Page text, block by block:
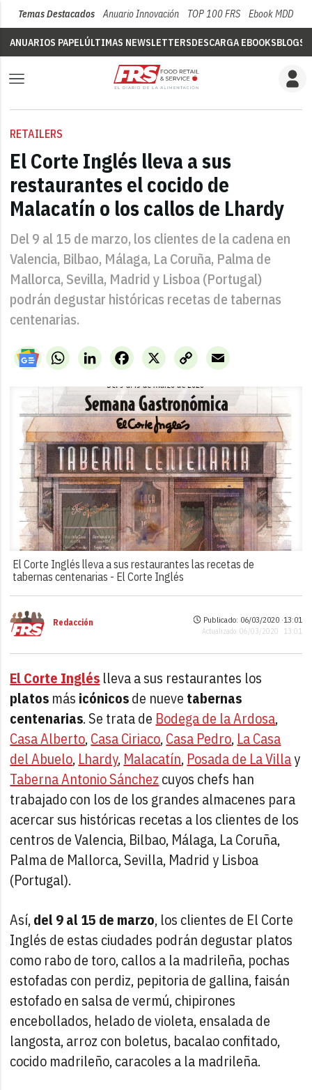
Temas Destacados Anuario Innovación TOP 100 FRS Ebook MDD
ANUARIOS PAPELÚLTIMAS NEWSLETTERSDESCARGA EBOOKSBLOGS
RETAILERS
El Corte Inglés lleva a sus
restaurantes el cocido de
Malacatín o los callos de Lhardy
Del 9 al 15 de marzo, los clientes de la cadena en
Valencia, Bilbao, Málaga, La Coruña, Palma de
Mallorca, Sevilla, Madrid y Lisboa (Portugal)
podrán degustar históricas recetas de tabernas
centenarias.
WhatsAppLinkedIn X
Facebook
Copy
Link
Email
El Corte Inglés lleva a sus restaurantes las recetas de
tabernas centenarias - El Corte Inglés
Redacción Publicado: 06/03/2020 ·13:01
Actualizado: 06/03/2020 · 13:01
El Corte Inglés lleva a sus restaurantes los
platos más icónicosde nueve tabernas
centenarias. Se trata de Bodega de la Ardosa,
Casa Alberto,Casa Ciriaco,Casa Pedro, La Casa
del Abuelo, Lhardy, Malacatín, Posada de La Villay
Taberna Antonio Sánchez cuyos chefs han
trabajado con los de los grandes almacenes para
acercar sus históricas recetas a los clientes de los
centros de Valencia, Bilbao, Málaga, La Coruña,
Palma de Mallorca, Sevilla, Madrid y Lisboa
(Portugal).
Así,del 9 al 15 de marzo, los clientes de El Corte
Inglés de estas ciudades podrán degustar platos
como rabo de toro, callos a la madrileña, pochas
estofadas con perdiz, pepitoria de gallina, faisán
estofado en salsa de vermú, chipirones
encebollados, helado de violeta, ensalada de
langosta, arroz con boletus, bacalao confitado,
cocido madrileño, caracoles a la madrileña.